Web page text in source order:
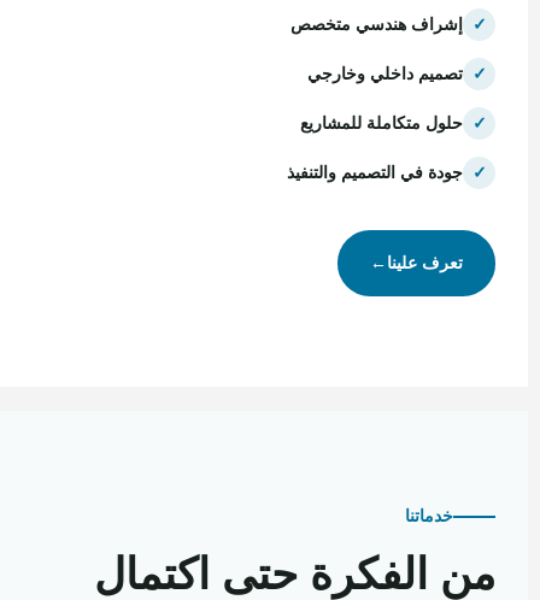
✓ إشراف هندسي متخصص
✓ تصميم داخلي وخارجي
✓ حلول متكاملة للمشاريع
✓ جودة في التصميم والتنفيذ
تعرف علينا←
خدماتنا
من الفكرة حتى اكتمال